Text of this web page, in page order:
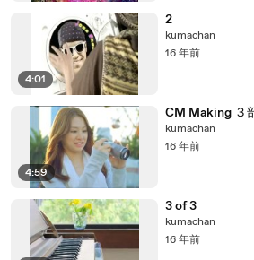
4:01
2
kumachan
16 年前
4:59
CM Making ３
kumachan
16 年前
3 of 3
kumachan
16 年前